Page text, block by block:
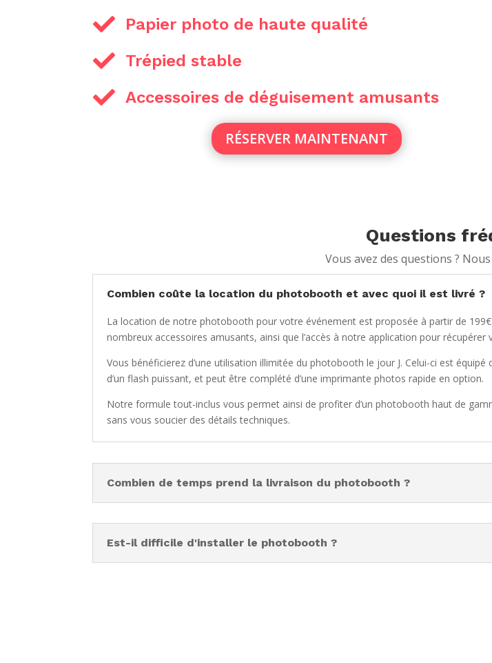
 Papier photo de haute qualité
 Trépied stable
 Accessoires de déguisement amusants
RÉSERVER MAINTENANT
Questions
Vous avez des questions ?
Combien coûte la location du photobooth et avec quoi il est livré ?
La location de notre photobooth pour votre événement est proposée à partir de
nombreux accessoires amusants, ainsi que l’accès à notre application pour récupérer
Vous bénéficierez d’une utilisation illimitée du photobooth le jour J. Celui-ci est
d’un flash puissant, et peut être complété d’une imprimante photos rapide en option.
Notre formule tout-inclus vous permet ainsi de profiter d’un photobooth haut de
sans vous soucier des détails techniques.
Combien de temps prend la livraison du photobooth ?
Est-il difficile d'installer le photobooth ?